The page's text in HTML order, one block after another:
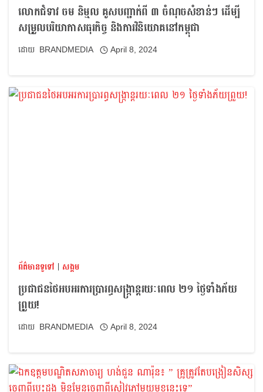
លោកជំទាវ ចម និម្មល គូសបញ្ជាក់ពី ៣ ចំណុចសំខាន់ៗ ដើម្បី
សម្រួលបរិយាកាសធុរកិច្ច និងការវិនិយោគនៅកម្ពុជា
BRANDMEDIA April 8, 2024
ព័ត៌មានទូទៅ | សង្គម
ប្រជាជនថៃអបអរការប្រារព្ធសង្ក្រាន្តរយៈពេល ២១ ថ្ងៃទាំងភ័យ
ព្រួយ!
BRANDMEDIA April 8, 2024